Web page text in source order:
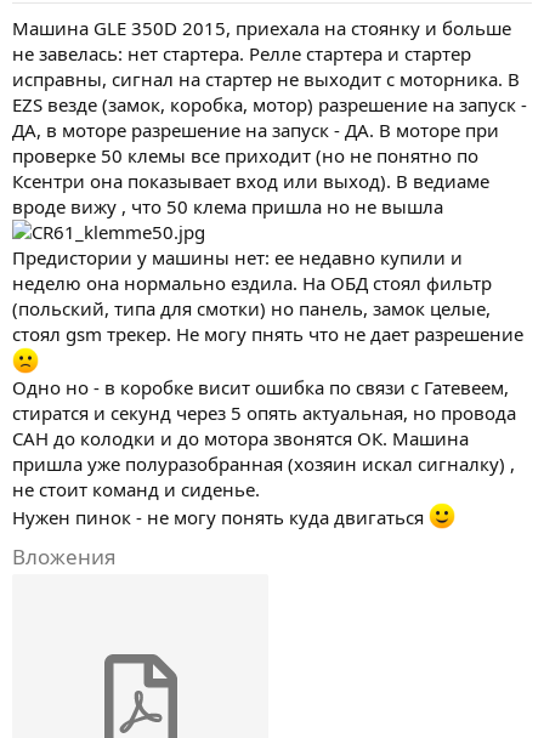
Машина GLE 350D 2015, приехала на стоянку и больше
не завелась: нет стартера. Релле стартера и стартер
исправны, сигнал на стартер не выходит с моторника. В
EZS везде (замок, коробка, мотор) разрешение на запуск -
ДА, в моторе разрешение на запуск - ДА. В моторе при
проверке 50 клемы все приходит (но не понятно по
Ксентри она показывает вход или выход). В ведиаме
вроде вижу , что 50 клема пришла но не вышла
Предистории у машины нет: ее недавно купили и
неделю она нормально ездила. На ОБД стоял фильтр
(польский, типа для смотки) но панель, замок целые,
стоял gsm трекер. Не могу пнять что не дает разрешение
Одно но - в коробке висит ошибка по связи с Гатевеем,
стиратся и секунд через 5 опять актуальная, но провода
САН до колодки и до мотора звонятся ОК. Машина
пришла уже полуразобранная (хозяин искал сигналку) ,
не стоит команд и сиденье.
Нужен пинок - не могу понять куда двигаться
Вложения